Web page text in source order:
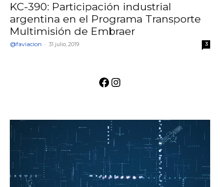
KC-390: Participación industrial
argentina en el Programa Transporte
Multimisión de Embraer
@faviacion - 31 julio, 2019 3
Facebook
Instagram